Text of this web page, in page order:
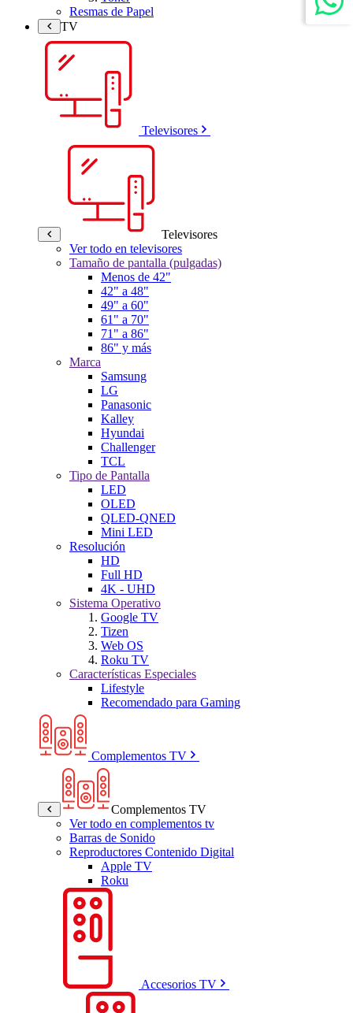
Resmas de Papel
TV
Televisores
Televisores
Ver todo en televisores
Tamaño de pantalla (pulgadas)
Menos de 42"
42" a 48"
49" a 60"
61" a 70"
71" a 86"
86" y más
Marca
Samsung
LG
Panasonic
Kalley
Hyundai
Challenger
TCL
Tipo de Pantalla
LED
OLED
QLED-QNED
Mini LED
Resolución
HD
Full HD
4K - UHD
Sistema Operativo
Google TV
Tizen
Web OS
Roku TV
Características Especiales
Lifestyle
Recomendado para Gaming
Complementos TV
Complementos TV
Ver todo en complementos tv
Barras de Sonido
Reproductores Contenido Digital
Apple TV
Roku
Accesorios TV